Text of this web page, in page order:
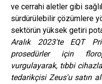
ve cerrahi aletler gibi
sürdürülebilir çözümlere
sektörün yüksek getiri
Aralık 2023'te EQT
prosedürler için
vurgulayarak, tıbbi
tedarikçisi Zeus'u satın